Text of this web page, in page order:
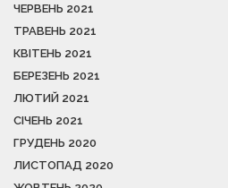
ЧЕРВЕНЬ 2021
ТРАВЕНЬ 2021
КВІТЕНЬ 2021
БЕРЕЗЕНЬ 2021
ЛЮТИЙ 2021
СІЧЕНЬ 2021
ГРУДЕНЬ 2020
ЛИСТОПАД 2020